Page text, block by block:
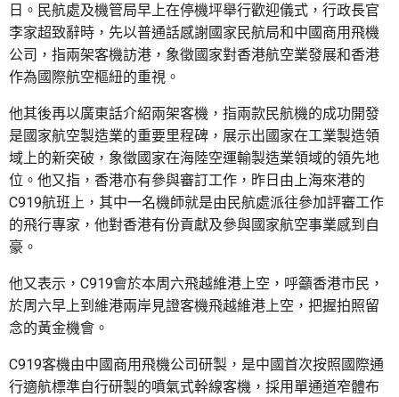
日。民航處及機管局早上在停機坪舉行歡迎儀式，行政長官
李家超致辭時，先以普通話感謝國家民航局和中國商用飛機
公司，指兩架客機訪港，象徵國家對香港航空業發展和香港
作為國際航空樞紐的重視。
他其後再以廣東話介紹兩架客機，指兩款民航機的成功開發
是國家航空製造業的重要里程碑，展示出國家在工業製造領
域上的新突破，象徵國家在海陸空運輸製造業領域的領先地
位。他又指，香港亦有參與審訂工作，昨日由上海來港的
C919航班上，其中一名機師就是由民航處派往參加評審工作
的飛行專家，他對香港有份貢獻及參與國家航空事業感到自
豪。
他又表示，C919會於本周六飛越維港上空，呼籲香港市民，
於周六早上到維港兩岸見證客機飛越維港上空，把握拍照留
念的黃金機會。
C919客機由中國商用飛機公司研製，是中國首次按照國際通
行適航標準自行研製的噴氣式幹線客機，採用單通道窄體布